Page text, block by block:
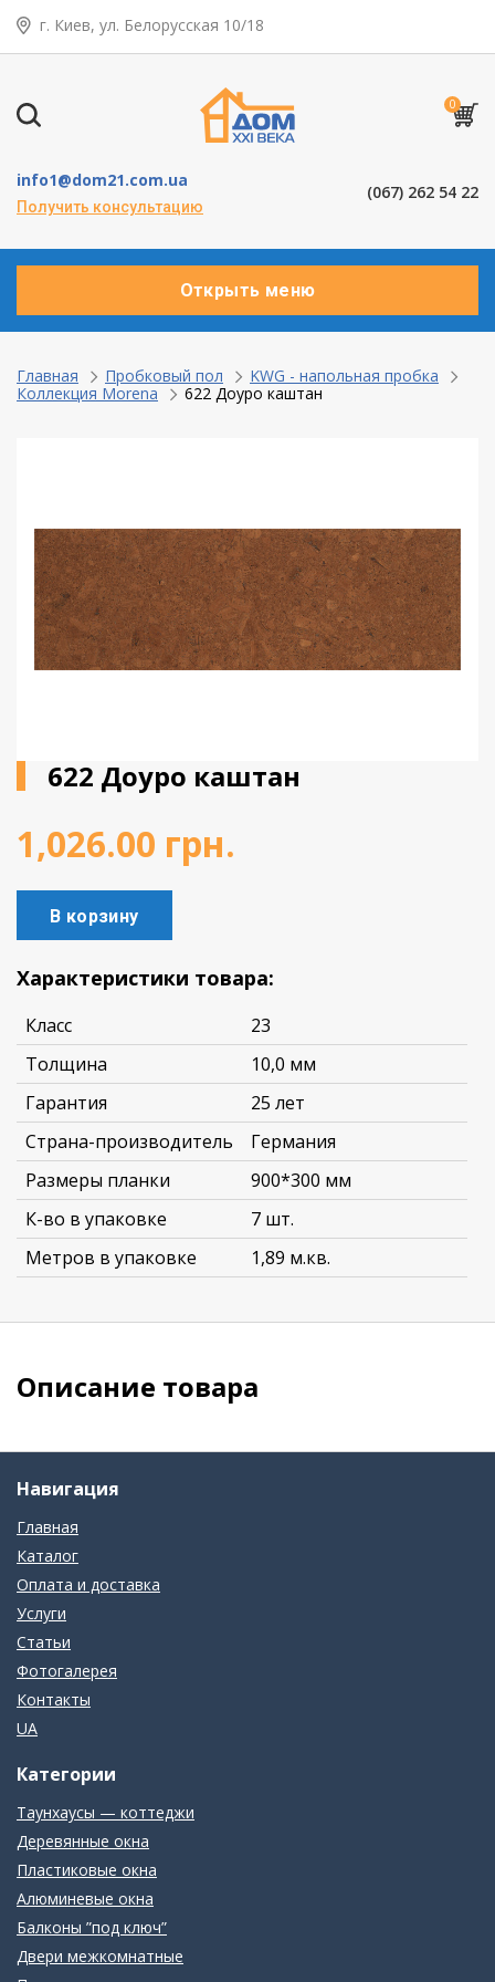
г. Киев, ул. Белорусская 10/18
(067) 262 54 22
info1@dom21.com.ua
Получить консультацию
0
Открыть меню
Главная Пробковый пол
KWG - напольная пробка
Коллекция Morena
622 Доуро каштан
622 Доуро каштан
1,026.00 грн.
В корзину
Характеристики товара:
Класс
23
Толщина
10,0 мм
Гарантия
25 лет
Страна-производитель
Германия
Размеры планки
900*300 мм
К-во в упаковке
7 шт.
Метров в упаковке
1,89 м.кв.
Описание товара
Навигация
Главная
Каталог
Оплата и доставка
Услуги
Статьи
Фотогалерея
Контакты
UA
Категории
Таунхаусы — коттеджи
Деревянные окна
Пластиковые окна
Алюминевые окна
Балконы ”под ключ”
Двери межкомнатные
← Назад
Пластиковые окна
Алюминевые окна
Двери межкомнатные
Виниловое покрытие
Пробковый пол
Подоконники